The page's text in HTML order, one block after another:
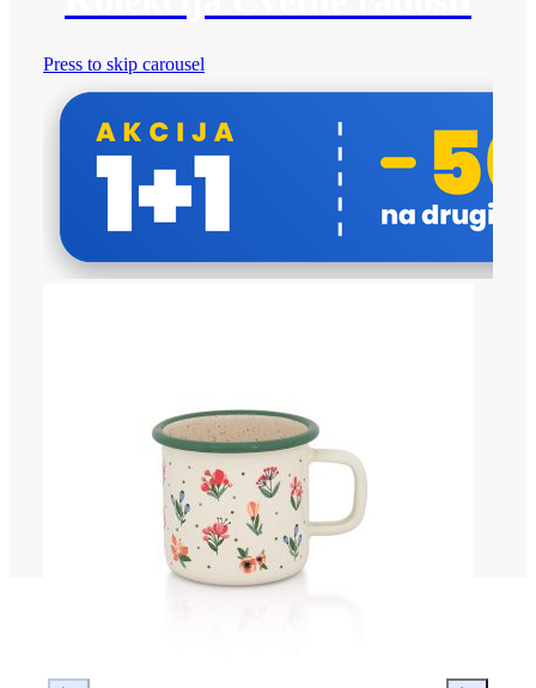
Press to skip carousel